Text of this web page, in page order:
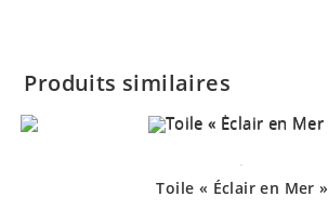
Produits similaires
.
Toile « Éclair en Mer »